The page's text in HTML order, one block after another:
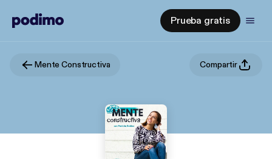
Prueba gratis
Mente Constructiva Compartir